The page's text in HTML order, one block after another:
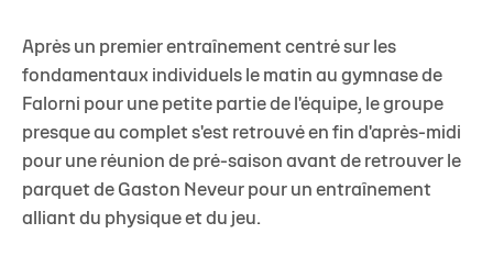
Après un premier entraînement centré sur les
fondamentaux individuels le matin au gymnase de
Falorni pour une petite partie de l'équipe, le groupe
presque au complet s'est retrouvé en fin d'après-midi
pour une réunion de pré-saison avant de retrouver le
parquet de Gaston Neveur pour un entraînement
alliant du physique et du jeu.